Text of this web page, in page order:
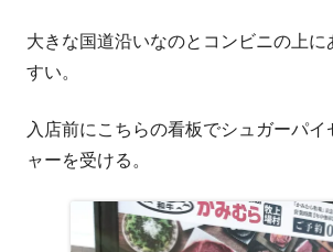
大きな国道沿いなのとコンビニの上
すい。
入店前にこちらの看板でシュガーパ
ャーを受ける。